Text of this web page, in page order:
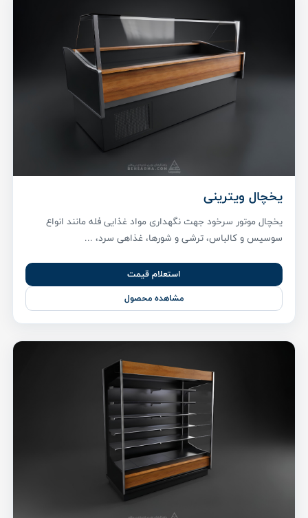
یخچال ویترینی
یخچال موتور سرخود جهت نگهداری مواد غذایی فله مانند انواع
سوسیس و کالباس، ترشی و شورها، غذاهی سرد، ...
استعلام قیمت
مشاهده محصول